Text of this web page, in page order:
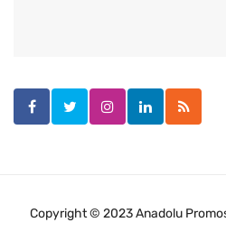
Copyright © 2023 Anadolu